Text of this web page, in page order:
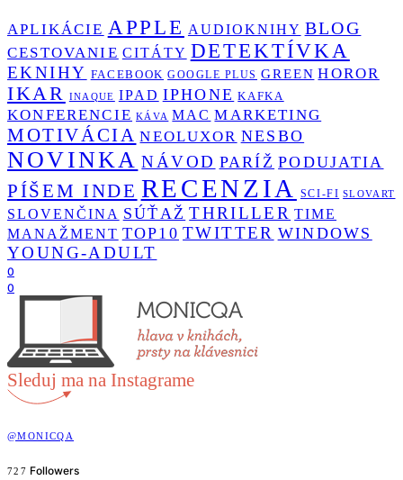
APLIKÁCIE APPLE AUDIOKNIHY BLOG
CESTOVANIE CITÁTY DETEKTÍVKA
EKNIHY FACEBOOK GOOGLE PLUS GREEN HOROR
IKAR INAQUE IPAD IPHONE KAFKA
KONFERENCIE KÁVA MAC MARKETING
MOTIVÁCIA NEOLUXOR NESBO
NOVINKA NÁVOD PARÍŽ PODUJATIA
PÍŠEM INDE RECENZIA SCI-FI SLOVART
SLOVENČINA SÚŤAŽ THRILLER TIME
MANAŽMENT TOP10 TWITTER WINDOWS
YOUNG-ADULT
0
0
Sleduj ma na Instagrame
@MONICQA
727 Followers